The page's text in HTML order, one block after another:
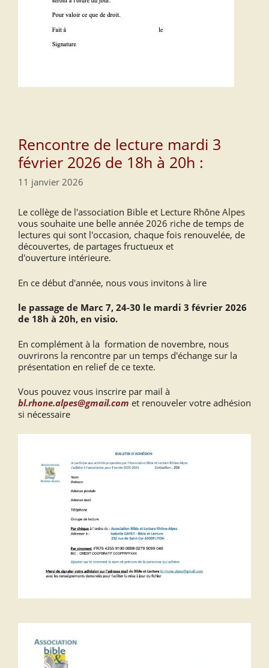
Rencontre de lecture mardi 3
février 2026 de 18h à 20h :
11 janvier 2026
Le collège de l'association Bible et Lecture Rhône Alpes
vous souhaite une belle année 2026 riche de temps de
lectures qui sont l'occasion, chaque fois renouvelée, de
découvertes, de partages fructueux et
d'ouverture intérieure.
En ce début d'année, nous vous invitons à lire
le passage de Marc 7, 24-30 le mardi 3 février 2026
de 18h à 20h, en visio.
En complément à la formation de novembre, nous
ouvrirons la rencontre par un temps d'échange sur la
présentation en relief de ce texte.
Vous pouvez vous inscrire par mail à
bl.rhone.alpes@gmail.com et renouveler votre adhésion
si nécessaire